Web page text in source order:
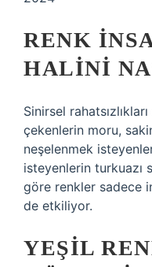
RENK
HALINI
Sinirsel
çekenlerin moru,
neşelenmek
isteyenlerin turkuazı
göre renkler sadece
de etkiliyor.
YEŞIL